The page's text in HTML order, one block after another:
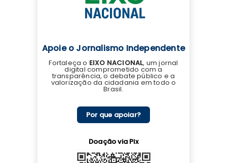
Apoie o Jornalismo Independente
Fortaleça o EIXO NACIONAL, um jornal
digital comprometido com a
transparência, o debate público e a
valorização da cidadania em todo o
Brasil.
Por que apoiar?
Doação via Pix